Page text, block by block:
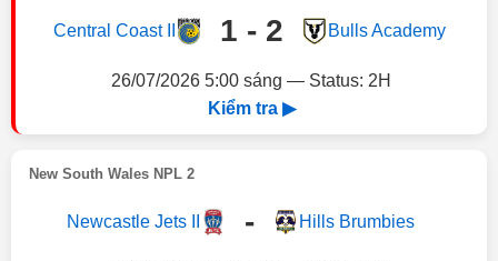
Central Coast II 1 - 2 Bulls Academy
26/07/2026 5:00 sáng — Status: 2H
Kiểm tra ▶
New South Wales NPL 2
Newcastle Jets II - Hills Brumbies